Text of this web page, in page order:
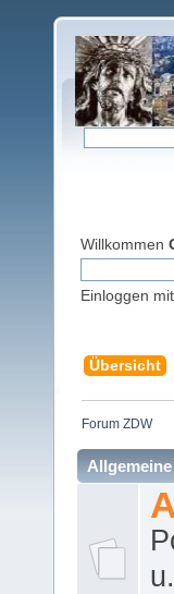
Willkommen
Einloggen
Übersicht
Forum ZDW